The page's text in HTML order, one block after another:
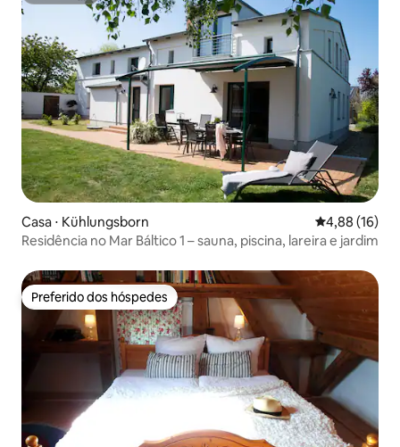
Casa ⋅ Kühlungsborn 4,88 de uma
4,88 (16)
Residência no Mar Báltico 1 – sauna, piscina, lareira e jardim
Preferido dos hóspedes
Preferido dos hóspedes